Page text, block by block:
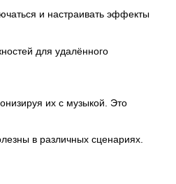
и настраивать эффекты
для удалённого
их с музыкой. Это
в различных сценариях.